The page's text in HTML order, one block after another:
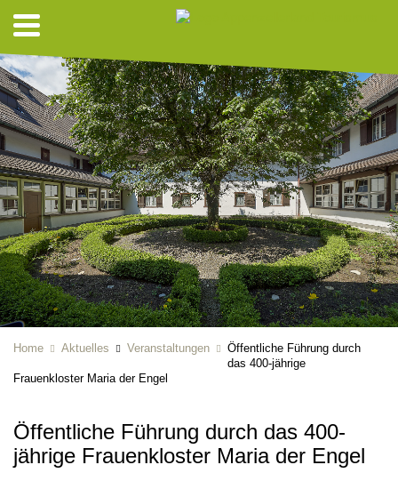
Home Aktuelles Veranstaltungen
Öffentliche Führung durch
das 400-jährige
Frauenkloster Maria der Engel
Öffentliche Führung durch das 400-
jährige Frauenkloster Maria der Engel